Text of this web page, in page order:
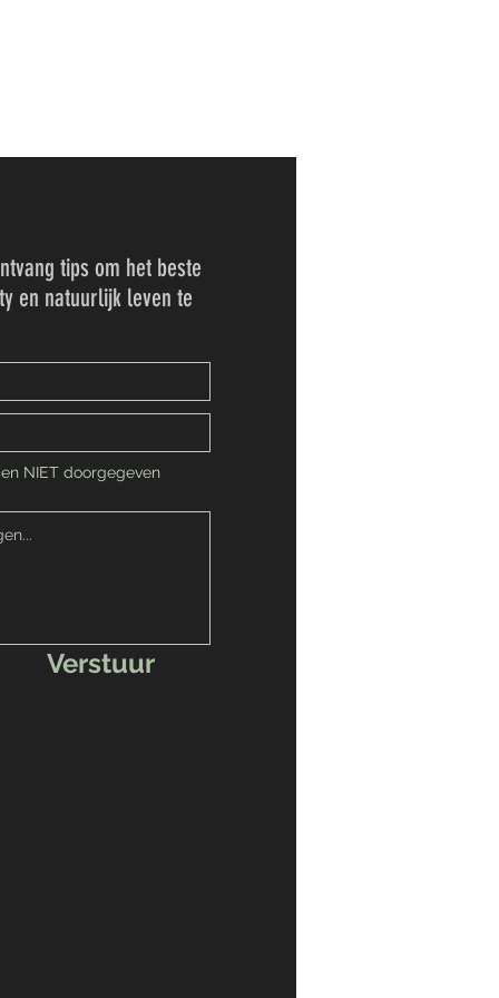
tips om het beste
en natuurlijk leven te
NIET doorgegeven
Verstuur